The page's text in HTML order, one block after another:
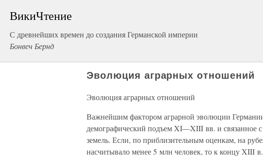
ВикиЧтение
С древнейших времен до создания Германской империи
Бонвеч Бернд
Эволюция аграрных отношений
Эволюция аграрных отношений
Важнейшим фактором аграрной эволюции
демографический подъем XI—XIII вв. и связанное
земель. Если, по приблизительным оценкам, на
насчитывало менее 5 млн человек, то к концу XIII